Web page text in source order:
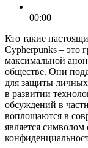
00:00
Кто такие
Cypherpunks – это
максимальной
обществе. Они
для защиты
в развитии
обсуждений в
воплощаются в
является символом